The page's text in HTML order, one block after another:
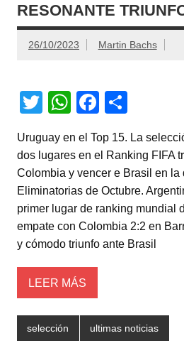
RESONANTE
26/10/2023 Martin Bachs
T
tt
er
W
at
s
A
p
p
F
c
e
b
o
o
m
p
ar
tir
Uruguay en el Top 15. La
dos lugares en el Ranking FIFA
Colombia y vencer e Brasil en la
Eliminatorias de Octubre.
primer lugar de ranking mundial
empate con Colombia 2:2 en
y cómodo triunfo ante Brasil
LEER MÁS
selección ultimas noticias